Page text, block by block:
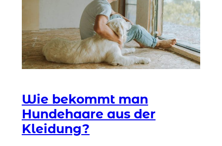
Wie bekommt man
Hundehaare aus der
Kleidung?